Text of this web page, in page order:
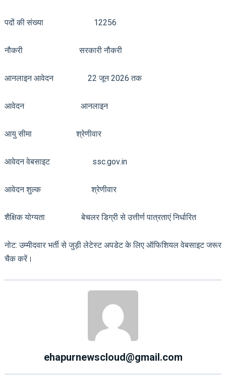
पदों की संख्या 12256
नौकरी सरकारी नौकरी
आनलाइन आवेदन 22 जून 2026 तक
आवेदन आनलाइन
आयु सीमा श्रेणीवार
आवेदन वेबसाइट ssc.gov.in
आवेदन शुल्क श्रेणीवार
शैक्षिक योग्यता बेचलर डिग्री से उत्तीर्ण पात्रताएं निर्धारित
नोट: उम्मीदवार भर्ती से जुड़ी लेटेस्ट अपडेट के लिए ऑफिशियल वेबसाइट जरूर
चैक करें।
ehapurnewscloud@gmail.com